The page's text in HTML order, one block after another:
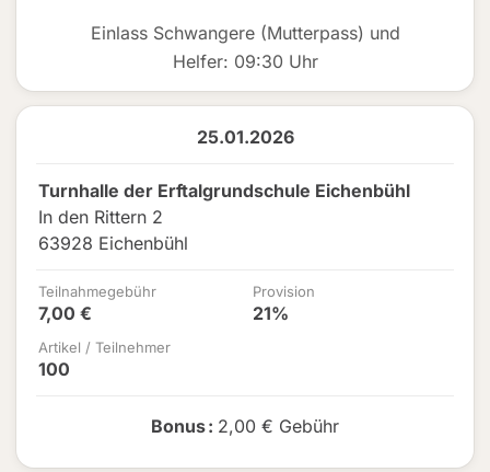
Einlass Schwangere (Mutterpass) und
Helfer: 09:30 Uhr
25.01.2026
Turnhalle der Erftalgrundschule Eichenbühl
In den Rittern 2
63928 Eichenbühl
Teilnahmegebühr
7,00 €
Provision
21%
Artikel / Teilnehmer
100
Bonus: 2,00 € Gebühr